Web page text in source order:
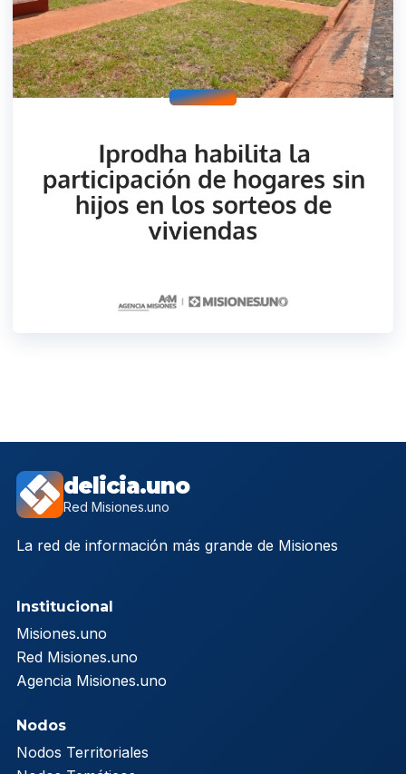
delicia.uno
Red Misiones.uno
La red de información más grande de Misiones
Institucional
Misiones.uno
Red Misiones.uno
Agencia Misiones.uno
Nodos
Nodos Territoriales